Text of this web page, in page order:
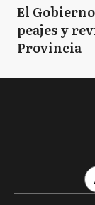
El
peajes y
Provincia